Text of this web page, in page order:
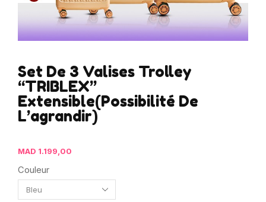
Set De 3 Valises Trolley
“TRIBLEX”
Extensible(Possibilité De
L’agrandir)
MAD 1.199,00
Couleur